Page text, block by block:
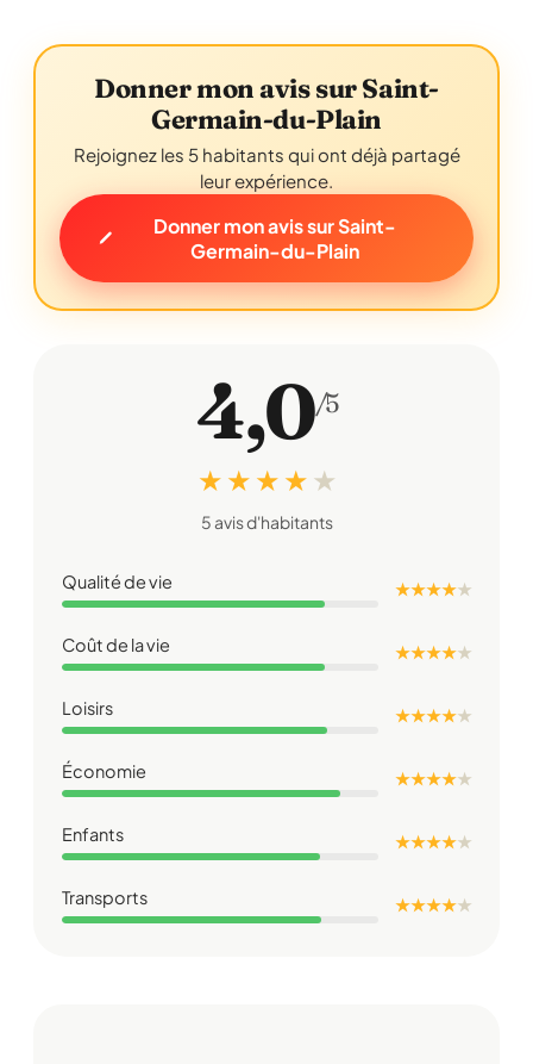
Donner mon avis sur Saint-
Germain-du-Plain
Rejoignez les 5 habitants qui ont déjà partagé
leur expérience.
Donner mon avis sur Saint-
Germain-du-Plain
4,0/5
★ ★ ★ ★ ★
5 avis d'habitants
Qualité de vie ★ ★ ★ ★★
Coût de la vie ★ ★ ★ ★★
Loisirs ★ ★ ★ ★★
Économie ★ ★ ★ ★★
Enfants ★ ★ ★ ★★
Transports ★ ★ ★ ★★